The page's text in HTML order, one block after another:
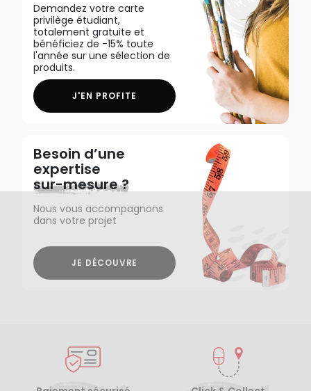
Demandez votre carte
privilège étudiant,
totalement gratuite et
bénéficiez de -15% toute
l'année sur une sélection de
produits.
J'EN PROFITE
Besoin d’une
expertise
sur-mesure ?
Nous vous accompagnons
dans votre projet
JE DÉCOUVRE